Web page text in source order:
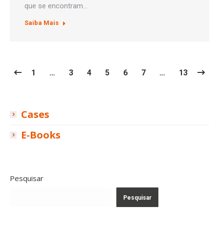
que se encontram…
Saiba Mais
1 … 3 4 5 6 7 … 13
Cases
E-Books
Pesquisar
Pesquisar